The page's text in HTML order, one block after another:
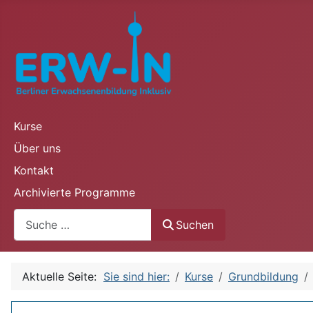
Kurse
Über uns
Kontakt
Archivierte Programme
Suchen
Aktuelle Seite: Sie sind hier: Kurse Grundbildung